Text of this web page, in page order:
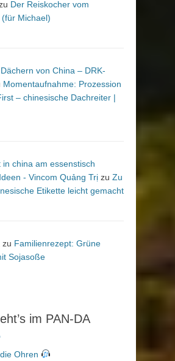
Der Reiskocher vom
Michael)
von China – DRK-
Momentaufnahme: Prozession
– chinesische Dachreiter |
in china am essenstisch
- Vincom Quảng Trị zu Zu
Etikette leicht gemacht
zu Familienrezept: Grüne
Sojasoße
im PAN-DA
Ohren